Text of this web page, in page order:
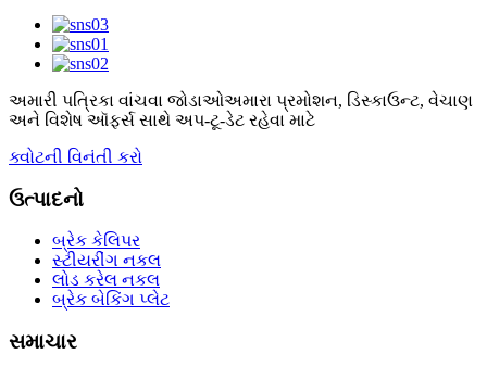
અમારી પત્રિકા વાંચવા જોડાઓઅમારા પ્રમોશન, ડિસ્કાઉન્ટ, વેચાણ
અને વિશેષ ઑફર્સ સાથે અપ-ટૂ-ડેટ રહેવા માટે
ક્વોટની વિનંતી કરો
ઉત્પાદનો
બ્રેક કેલિપર
સ્ટીયરીંગ નકલ
લોડ કરેલ નકલ
બ્રેક બેકિંગ પ્લેટ
સમાચાર